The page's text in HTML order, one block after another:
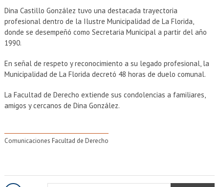
Dina Castillo González tuvo una destacada trayectoria
profesional dentro de la Ilustre Municipalidad de La Florida,
donde se desempeñó como Secretaria Municipal a partir del año
1990.
En señal de respeto y reconocimiento a su legado profesional, la
Municipalidad de La Florida decretó 48 horas de duelo comunal.
La Facultad de Derecho extiende sus condolencias a familiares,
amigos y cercanos de Dina González.
Comunicaciones Facultad de Derecho